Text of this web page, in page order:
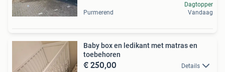
Purmerend
Dagtopper
Vandaag
Baby box en ledikant met matras en
toebehoren
€ 250,00 Details